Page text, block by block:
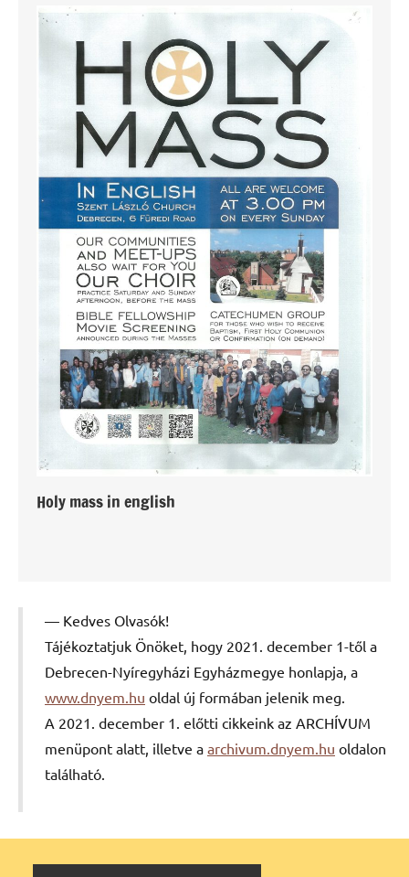
Holy mass in english
Kedves Olvasók!
Tájékoztatjuk Önöket, hogy 2021. december 1-től a
Debrecen-Nyíregyházi Egyházmegye honlapja, a
www.dnyem.hu oldal új formában jelenik meg.
A 2021. december 1. előtti cikkeink az ARCHÍVUM
menüpont alatt, illetve a archivum.dnyem.hu oldalon
található.